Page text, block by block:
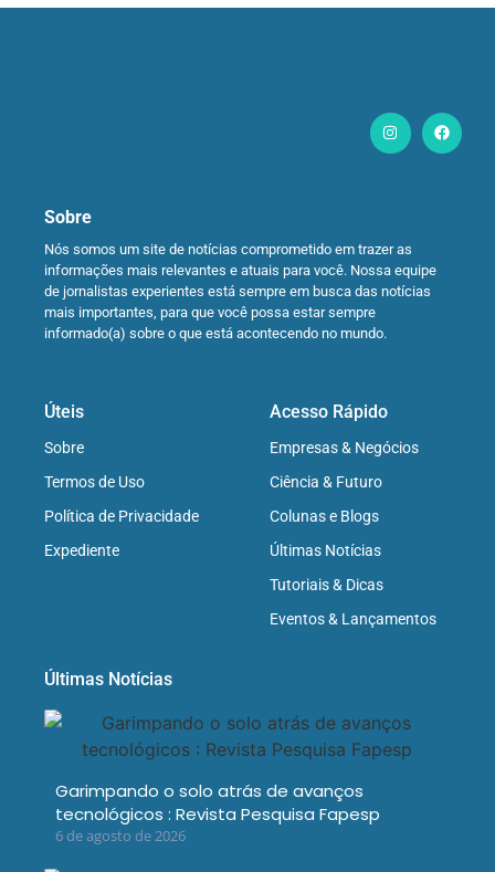
Sobre
Nós somos um site de notícias comprometido em trazer as
informações mais relevantes e atuais para você. Nossa equipe
de jornalistas experientes está sempre em busca das notícias
mais importantes, para que você possa estar sempre
informado(a) sobre o que está acontecendo no mundo.
Úteis
Sobre
Termos de Uso
Política de Privacidade
Expediente
Acesso Rápido
Empresas & Negócios
Ciência & Futuro
Colunas e Blogs
Últimas Notícias
Tutoriais & Dicas
Eventos & Lançamentos
Últimas Notícias
Garimpando o solo atrás de avanços
tecnológicos : Revista Pesquisa Fapesp
6 de agosto de 2026